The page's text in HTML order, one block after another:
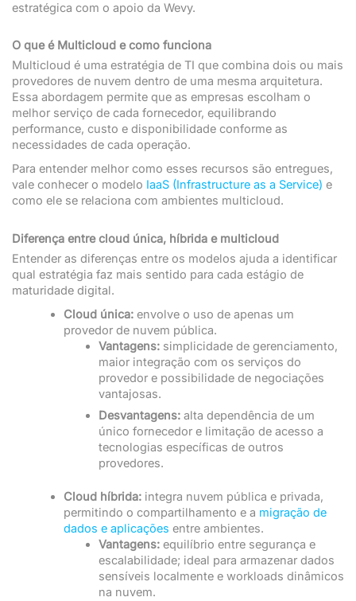
estratégica com o apoio da Wevy.
O que é Multicloud e como funciona
Multicloud é uma estratégia de TI que combina dois ou mais
provedores de nuvem dentro de uma mesma arquitetura.
Essa abordagem permite que as empresas escolham o
melhor serviço de cada fornecedor, equilibrando
performance, custo e disponibilidade conforme as
necessidades de cada operação.
Para entender melhor como esses recursos são entregues,
vale conhecer o modelo IaaS (Infrastructure as a Service) e
como ele se relaciona com ambientes multicloud.
Diferença entre cloud única, híbrida e multicloud
Entender as diferenças entre os modelos ajuda a identificar
qual estratégia faz mais sentido para cada estágio de
maturidade digital.
Cloud única: envolve o uso de apenas um
provedor de nuvem pública.
Vantagens:simplicidade de gerenciamento,
maior integração com os serviços do
provedor e possibilidade de negociações
vantajosas.
Desvantagens:alta dependência de um
único fornecedor e limitação de acesso a
tecnologias específicas de outros
provedores.
Cloud híbrida: integra nuvem pública e privada,
permitindo o compartilhamento e a migração de
dados e aplicações entre ambientes.
Vantagens:equilíbrio entre segurança e
escalabilidade; ideal para armazenar dados
sensíveis localmente e workloads dinâmicos
na nuvem.